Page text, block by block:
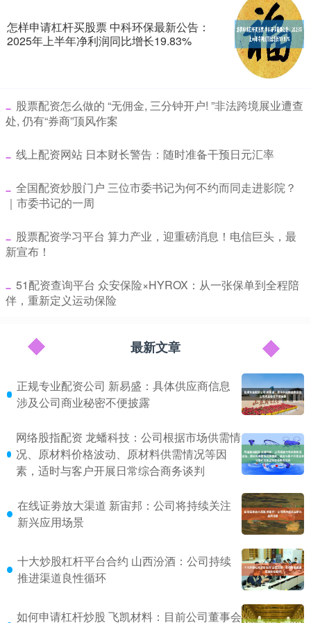
怎样申请杠杆买股票 中科环保最新公告：
2025年上半年净利润同比增长19.83%
​股票配资怎么做的 “无佣金, 三分钟开户! ”非法跨境展业遭查
处, 仍有“券商”顶风作案
​线上配资网站 日本财长警告：随时准备干预日元汇率
​全国配资炒股门户 三位市委书记为何不约而同走进影院？
｜市委书记的一周
​股票配资学习平台 算力产业，迎重磅消息！电信巨头，最
新宣布！
​51配资查询平台 众安保险×HYROX：从一张保单到全程陪
伴，重新定义运动保险
最新文章
正规专业配资公司 新易盛：具体供应商信息
涉及公司商业秘密不便披露
网络股指配资 龙蟠科技：公司根据市场供需情
况、原材料价格波动、原材料供需情况等因
素，适时与客户开展日常综合商务谈判
在线证劵放大渠道 新宙邦：公司将持续关注
新兴应用场景
十大炒股杠杆平台合约 山西汾酒：公司持续
推进渠道良性循环
如何申请杠杆炒股 飞凯材料：目前公司董事会